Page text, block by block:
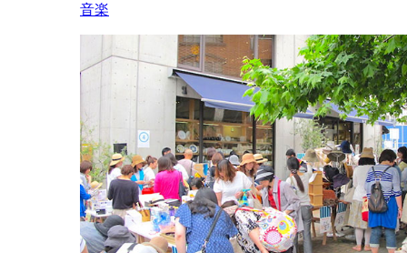
音楽